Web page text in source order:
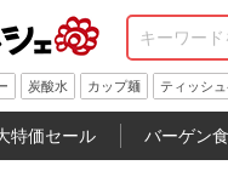
炭酸水 カップ麺 ティッシ
特価セール バーゲン